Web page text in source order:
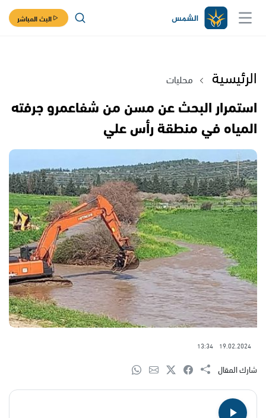
البث المباشر
الرئيسية محليات
استمرار البحث عن مسن من شفاعمرو جرفته
المياه في منطقة رأس علي
19.02.2024
13:34
شارك المقال